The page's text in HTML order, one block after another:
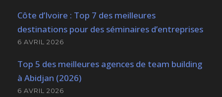
Côte d’Ivoire : Top 7 des meilleures
destinations pour des séminaires d’entreprises
6 AVRIL 2026
Top 5 des meilleures agences de team building
à Abidjan (2026)
6 AVRIL 2026